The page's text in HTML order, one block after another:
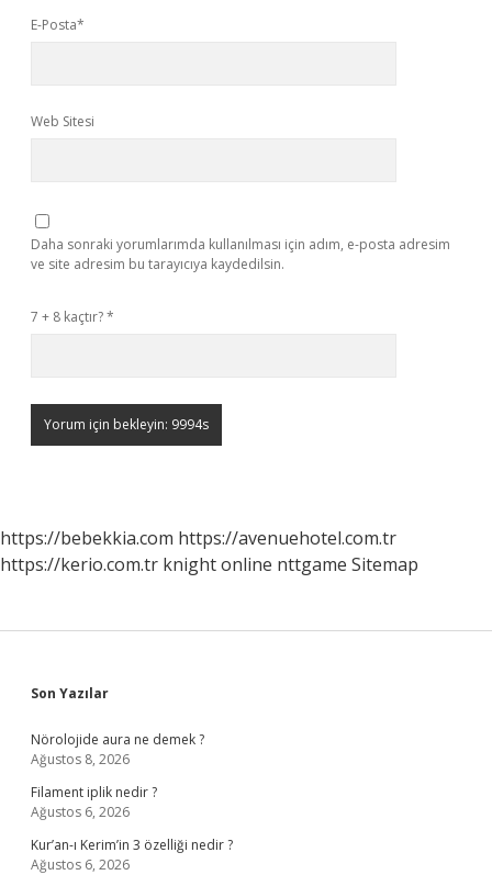
E-Posta*
Web Sitesi
Daha sonraki yorumlarımda kullanılması için adım, e-posta adresim
ve site adresim bu tarayıcıya kaydedilsin.
7 + 8 kaçtır?*
https://bebekkia.com https://avenuehotel.com.tr
https://kerio.com.tr knight online nttgame Sitemap
Sidebar
Son Yazılar
Nörolojide aura ne demek ?
Ağustos 8, 2026
Filament iplik nedir ?
Ağustos 6, 2026
Kur’an-ı Kerim’in 3 özelliği nedir ?
Ağustos 6, 2026